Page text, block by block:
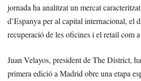
jornada ha analitzat un mercat
d’Espanya per al capital internacional, el
recuperació de les oficines i el retail com a
Juan Velayos, president de The District,
primera edició a Madrid obre una etapa